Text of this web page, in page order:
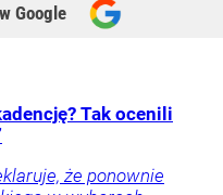
Google
Tak ocenili
że ponownie